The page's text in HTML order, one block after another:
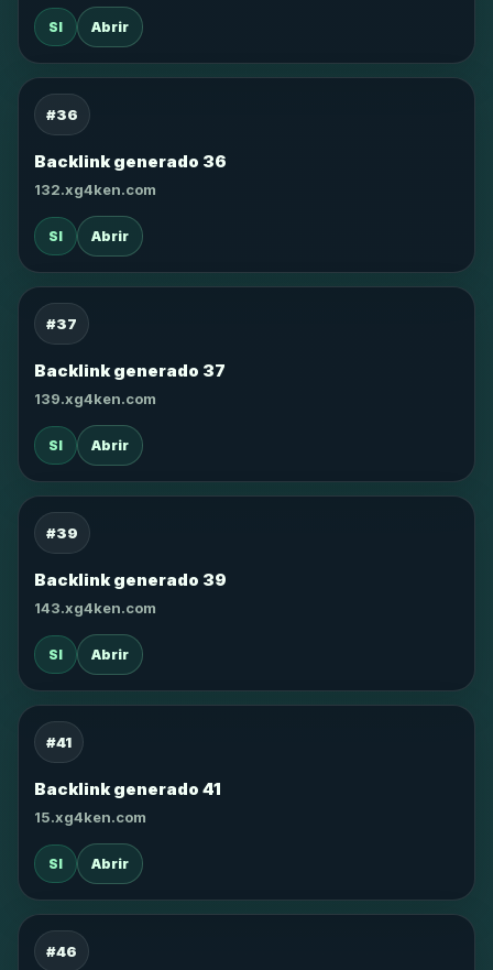
SI Abrir
#36
Backlink generado 36
132.xg4ken.com
SI Abrir
#37
Backlink generado 37
139.xg4ken.com
SI Abrir
#39
Backlink generado 39
143.xg4ken.com
SI Abrir
#41
Backlink generado 41
15.xg4ken.com
SI Abrir
#46